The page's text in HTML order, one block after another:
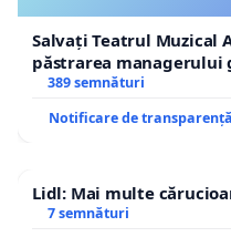
Salvați Teatrul Muzical
păstrarea managerului
ROGOJAN
389 semnături
Notificare de transparență
Lidl: Mai multe
7 semnături